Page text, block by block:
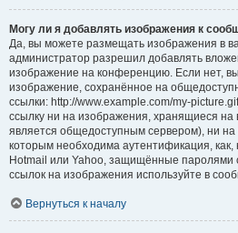
Могу ли я добавлять изображения к
Да, вы можете размещать изображения в
администратор разрешил добавлять
изображение на конференцию. Если нет,
изображение, сохранённое на
ссылки: http://www.example.com/my-
ссылку ни на изображения, хранящиеся
является общедоступным сервером), ни на
которым необходима аутентификация,
Hotmail или Yahoo, защищённые паролями
ссылок на изображения используйте в
Вернуться к началу